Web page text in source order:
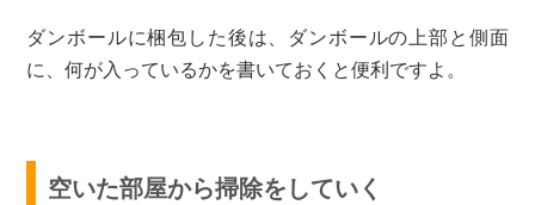
ダンボールに梱包した後は、ダンボールの上部と側面
に、何が入っているかを書いておくと便利ですよ。
空いた部屋から掃除をしていく